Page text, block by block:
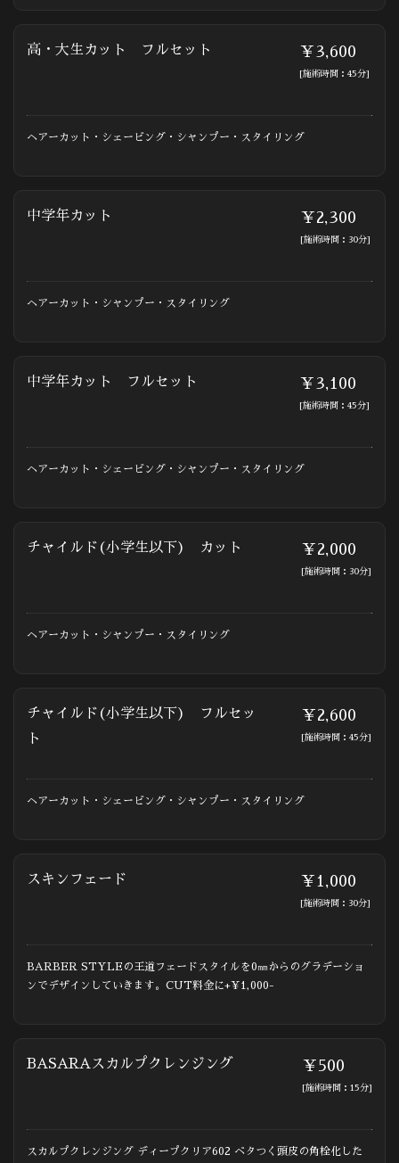
高・大生カット フルセット ￥3,600
[施術時間：45分]
ヘアーカット・シェービング・シャンプー・スタイリング
中学年カット ￥2,300
[施術時間：30分]
ヘアーカット・シャンプー・スタイリング
中学年カット フルセット ￥3,100
[施術時間：45分]
ヘアーカット・シェービング・シャンプー・スタイリング
チャイルド(小学生以下) カット ￥2,000
[施術時間：30分]
ヘアーカット・シャンプー・スタイリング
チャイルド(小学生以下) フルセッ
ト
￥2,600
[施術時間：45分]
ヘアーカット・シェービング・シャンプー・スタイリング
スキンフェード ￥1,000
[施術時間：30分]
BARBER STYLEの王道フェードスタイルを0㎜からのグラデーショ
ンでデザインしていきます。CUT料金に+¥1,000-
BASARAスカルプクレンジング ￥500
[施術時間：15分]
スカルプクレンジング ディープクリア602 ベタつく頭皮の角栓化した